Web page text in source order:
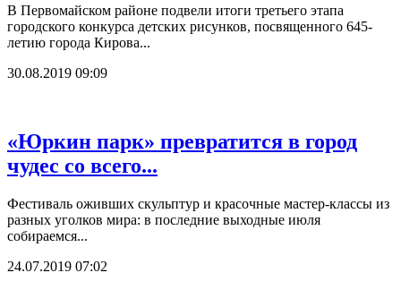
В Первомайском районе подвели итоги третьего этапа
городского конкурса детских рисунков, посвященного 645-
летию города Кирова...
30.08.2019 09:09
«Юркин парк» превратится в город
чудес со всего...
Фестиваль оживших скульптур и красочные мастер-классы из
разных уголков мира: в последние выходные июля
собираемся...
24.07.2019 07:02